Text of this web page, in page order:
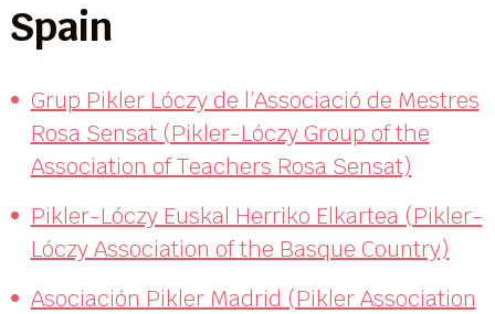
Spain
Grup Pikler Lóczy de l’Associació de Mestres
Rosa Sensat (Pikler-Lóczy Group of the
Association of Teachers Rosa Sensat)
Pikler-Lóczy Euskal Herriko Elkartea (Pikler-
Lóczy Association of the Basque Country)
Asociación Pikler Madrid (Pikler Association